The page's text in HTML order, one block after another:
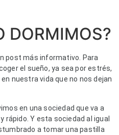
DORMIMOS?
post más informativo. Para
el sueño, ya sea por estrés,
nuestra vida que no nos dejan
en una sociedad que va a
rápido. Y esta sociedad al igual
a tomar una pastilla